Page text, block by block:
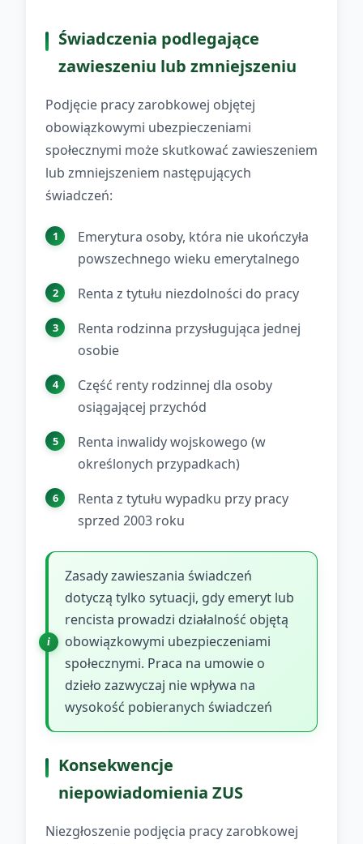
Świadczenia podlegające
zawieszeniu lub zmniejszeniu
Podjęcie pracy zarobkowej objętej
obowiązkowymi ubezpieczeniami
społecznymi może skutkować zawieszeniem
lub zmniejszeniem następujących
świadczeń:
Emerytura osoby, która nie ukończyła
powszechnego wieku emerytalnego
Renta z tytułu niezdolności do pracy
Renta rodzinna przysługująca jednej
osobie
Część renty rodzinnej dla osoby
osiągającej przychód
Renta inwalidy wojskowego (w
określonych przypadkach)
Renta z tytułu wypadku przy pracy
sprzed 2003 roku
Zasady zawieszania świadczeń
dotyczą tylko sytuacji, gdy emeryt lub
rencista prowadzi działalność objętą
obowiązkowymi ubezpieczeniami
społecznymi. Praca na umowie o
dzieło zazwyczaj nie wpływa na
wysokość pobieranych świadczeń
Konsekwencje
niepowiadomienia ZUS
Niezgłoszenie podjęcia pracy zarobkowej